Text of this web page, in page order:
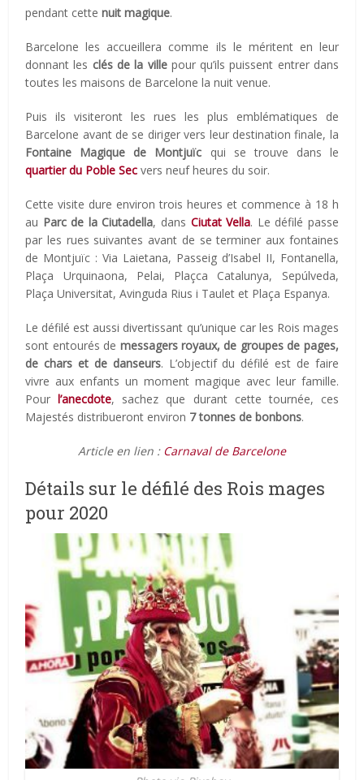
pendant cettenuit magique.
Barcelone les accueillera comme ils le méritent en leur
donnant les clés de la villepour qu’ils puissent entrer dans
toutes les maisons de Barcelone la nuit venue.
Puis ils visiteront les rues les plus emblématiques de
Barcelone avant de se diriger vers leur destination finale, la
Fontaine Magique de Montjuïc qui se trouve dans le
quartier du Poble Sec vers neuf heures du soir.
Cette visite dure environ trois heures et commence à 18 h
au Parc de la Ciutadella, dans Ciutat Vella. Le défilé passe
par les rues suivantes avant de se terminer aux fontaines
de Montjuïc : Via Laietana, Passeig d’Isabel II, Fontanella,
Plaça Urquinaona, Pelai, Plaçca Catalunya, Sepúlveda,
Plaça Universitat, Avinguda Rius i Taulet et Plaça Espanya.
Le défilé est aussi divertissant qu’unique car les Rois mages
sont entourés de messagers royaux, de groupes de pages,
de chars et de danseurs. L’objectif du défilé est de faire
vivre aux enfants un moment magique avec leur famille.
Pour l’anecdote, sachez que durant cette tournée, ces
Majestés distribueront environ 7 tonnes de bonbons.
Article en lien : Carnaval de Barcelone
Détails sur le défilé des Rois mages
pour 2020